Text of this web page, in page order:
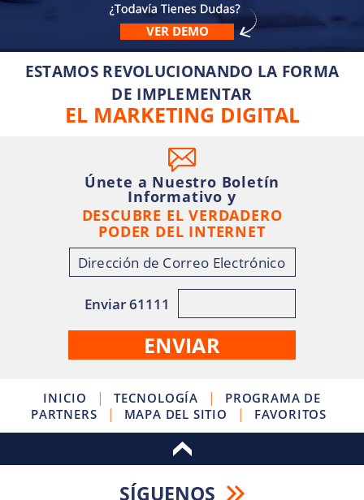
VER DEMO
ESTAMOS REVOLUCIONANDO LA FORMA
DE IMPLEMENTAR
EL MARKETING DIGITAL
Únete a Nuestro Boletín
Informativo y
DESCUBRE EL VERDADERO
PODER DEL INTERNET
Enviar 61111
INICIO | TECNOLOGÍA |
PROGRAMA DE
PARTNERS
| MAPA DEL SITIO | FAVORITOS
SÍGUENOS